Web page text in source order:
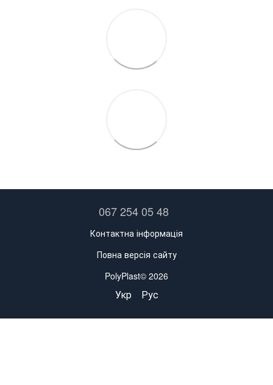
067 254 05 48
Контактна інформація
Повна версія сайту
PolyPlast© 2026
Укр Рус